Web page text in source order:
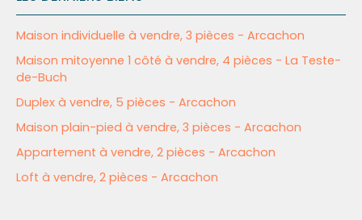
Maison individuelle à vendre, 3 pièces - Arcachon
Maison mitoyenne 1 côté à vendre, 4 pièces - La Teste-
de-Buch
Duplex à vendre, 5 pièces - Arcachon
Maison plain-pied à vendre, 3 pièces - Arcachon
Appartement à vendre, 2 pièces - Arcachon
Loft à vendre, 2 pièces - Arcachon